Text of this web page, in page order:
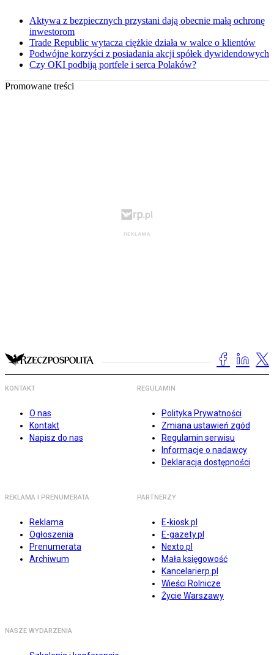
Aktywa z bezpiecznych przystani dają obecnie małą ochronę
inwestorom
Trade Republic wytacza ciężkie działa w walce o klientów
Podwójne korzyści z posiadania akcji spółek dywidendowych
Czy OKI podbiją portfele i serca Polaków?
Promowane treści
KONTAKT
O nas
Kontakt
Napisz do nas
REGULAMIN
Polityka Prywatności
Zmiana ustawień zgód
Regulamin serwisu
Informacje o nadawcy
Deklaracja dostępności
REKLAMA I PRENUMERATA
Reklama
Ogłoszenia
Prenumerata
Archiwum
PARTNERZY
E-kiosk.pl
E-gazety.pl
Nexto.pl
Mała księgowość
Kancelarierp.pl
Wieści Rolnicze
Życie Warszawy
NASZE WYDARZENIA